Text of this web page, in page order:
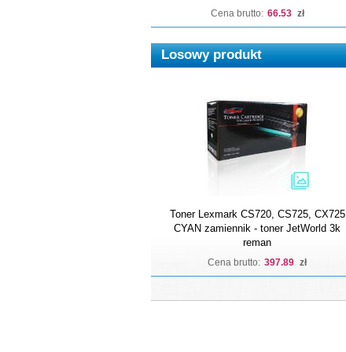
Cena brutto: 66.53 zł
Losowy produkt
Toner Lexmark CS720, CS725, CX725
CYAN zamiennik - toner JetWorld 3k
reman
Cena brutto: 397.89 zł